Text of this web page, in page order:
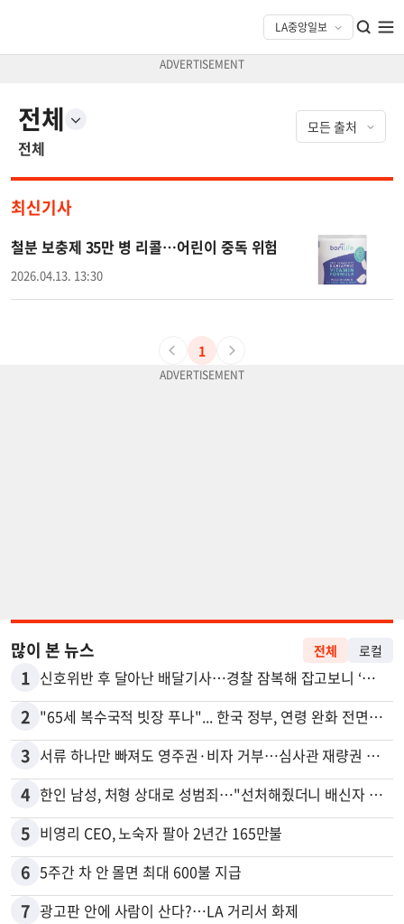
전체
전체
최신기사
철분 보충제 35만 병 리콜…어린이 중독 위험
2026.04.13. 13:30
1
많이 본 뉴스 전체 로컬
1 신호위반 후 달아난 배달기사…경찰 잠복해 잡고보니 ‘반전’
2 "65세 복수국적 빗장 푸나"... 한국 정부, 연령 완화 전면 추진
3 서류 하나만 빠져도 영주권·비자 거부…심사관 재량권 대폭 확대
4 한인 남성, 처형 상대로 성범죄…"선처해줬더니 배신자 취급"
5 비영리 CEO, 노숙자 팔아 2년간 165만불
6 5주간 차 안 몰면 최대 600불 지급
7 광고판 안에 사람이 산다?…LA 거리서 화제